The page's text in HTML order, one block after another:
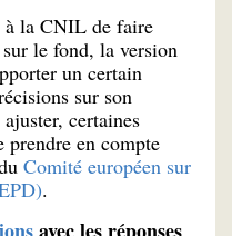
à la CNIL de faire
le fond, la version
un certain
sur son
certaines
prendre en compte
Comité européen sur
.